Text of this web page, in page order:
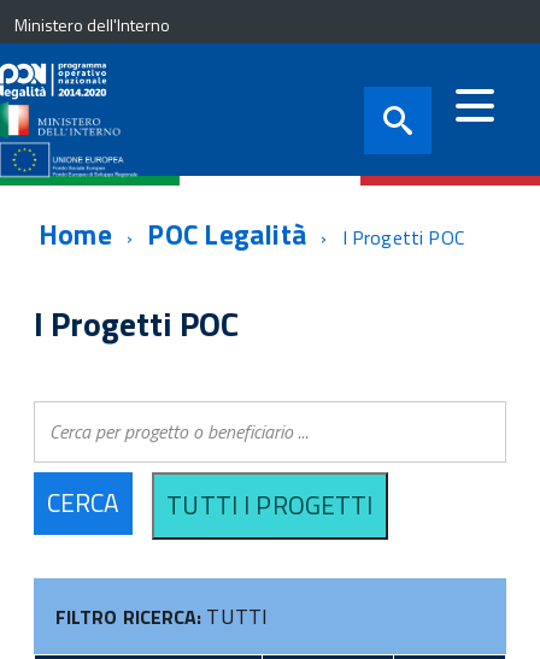
Ministero dell'Interno
Home POC Legalità I Progetti POC
I Progetti POC
FILTRO RICERCA: TUTTI